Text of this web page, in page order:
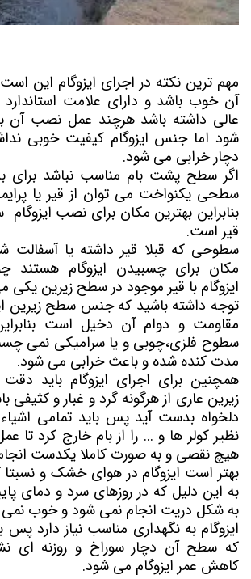
مهم ترین نکته در اجرای ایزوگام این
آن خوب باشد و دارای علامت
عالی داشته باشد هرچند عمل نصب آن
شود اما جنس ایزوگام کیفیت خوبی
دچار خرابی می شود.
اگر سطح پشت بام مناسب نباشد برای
سطحی یکنواخت می توان از قیر یا
بنابراین بهترین مکان برای نصب
قیر است.
سطوحی که قبلا قیر داشته یا آسفالت
مکان برای چسبیدن ایزوگام هستند
ایزوگام با قیر موجود در سطح زیرین یکی
توجه داشته باشید که جنس سطح زیرین
مقاومت و دوام آن دخیل است
سطوح فلزی،چوبی و یا سرامیکی نمی
مدت کنده شده و باعث خرابی می شود.
همچنین برای اجرای ایزوگام باید
زیرین عاری از هرگونه گرد و غبار و کثیفی
دلخواه بدست آید پس باید تمامی
نظیر کولر ها و ... را از بام خارج کرد تا
هیچ نقصی و به صورت کاملا یکدست
بهتر است ایزوگام در هوای خشک و نسبتا
به این دلیل که در روزهای سرد و دمای
به شکل دریت انجام نمی شود و خوب
ایزوگام به نگهداری مناسب نیاز دارد پس
که سطح آن دچار سوراخ و روزنه ای
کاهش عمر ایزوگام می شود.